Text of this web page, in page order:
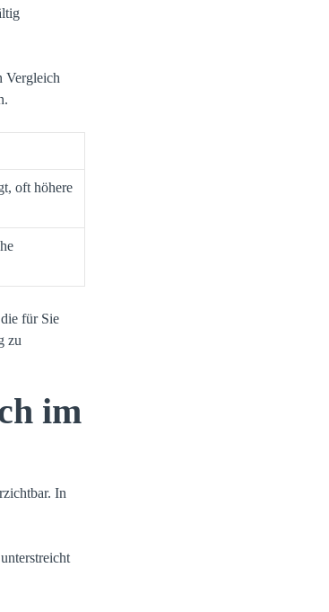
Vergleich
oft höhere
für Sie
zu
im
In